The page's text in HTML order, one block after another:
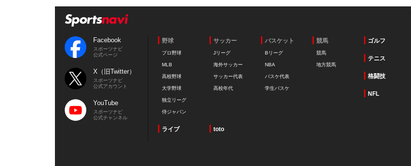
Facebook
スポーツナビ
公式ページ
X（旧Twitter）
スポーツナビ
公式アカウント
YouTube
スポーツナビ
公式チャンネル
野球
プロ野球
MLB
高校野球
大学野球
独立リーグ
侍ジャパン
サッカー
Jリーグ
海外サッカー
サッカー代表
高校年代
バスケット
Bリーグ
NBA
バスケ代表
学生バスケ
競馬
競馬
地方競馬
ゴルフ
テニス
格闘技
NFL
ライブ toto